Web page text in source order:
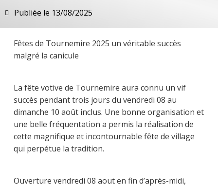
Publiée le 13/08/2025
Fêtes de Tournemire 2025 un véritable succès
malgré la canicule
La fête votive de Tournemire aura connu un vif
succès pendant trois jours du vendredi 08 au
dimanche 10 août inclus. Une bonne organisation et
une belle fréquentation a permis la réalisation de
cette magnifique et incontournable fête de village
qui perpétue la tradition.
Ouverture vendredi 08 aout en fin d’après-midi,